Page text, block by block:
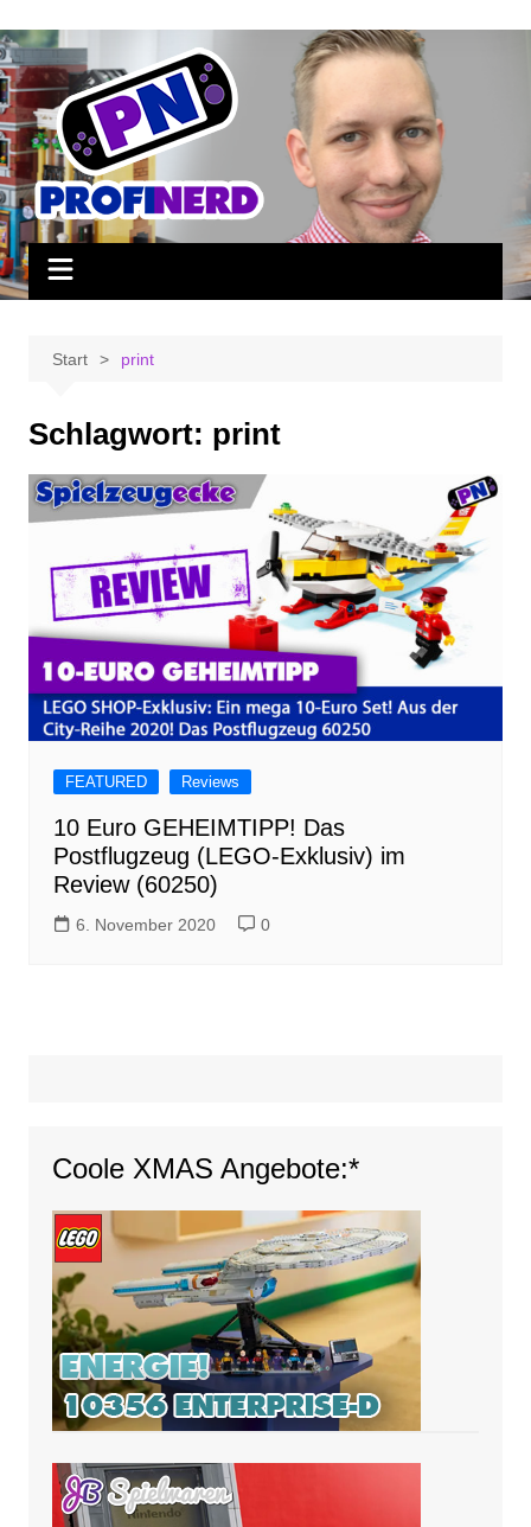
Inhalt
springen
Start print
Schlagwort: print
FEATURED Reviews
10 Euro GEHEIMTIPP! Das
Postflugzeug (LEGO-Exklusiv) im
Review (60250)
6. November 2020 0
Coole XMAS Angebote:*